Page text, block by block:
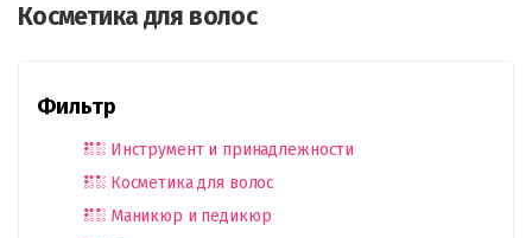
Косметика для волос
Фильтр
Инструмент и принадлежности
Косметика для волос
Маникюр и педикюр